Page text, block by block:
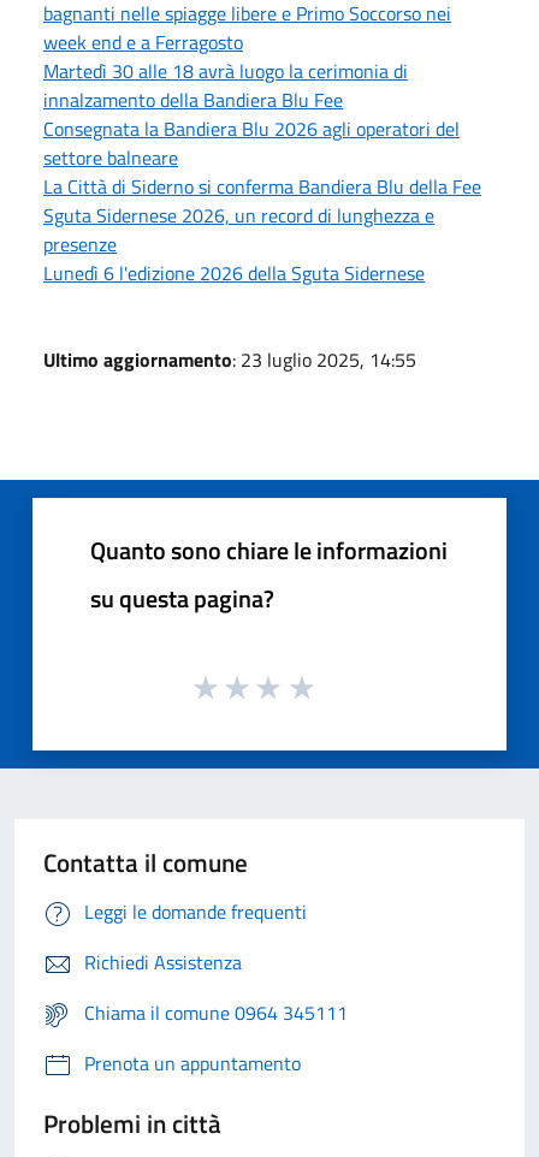
bagnanti nelle spiagge libere e Primo Soccorso nei
week end e a Ferragosto
Martedì 30 alle 18 avrà luogo la cerimonia di
innalzamento della Bandiera Blu Fee
Consegnata la Bandiera Blu 2026 agli operatori del
settore balneare
La Città di Siderno si conferma Bandiera Blu della Fee
Sguta Sidernese 2026, un record di lunghezza e
presenze
Lunedì 6 l'edizione 2026 della Sguta Sidernese
Ultimo aggiornamento: 23 luglio 2025, 14:55
Quanto sono chiare le informazioni
su questa pagina?
Contatta il comune
Leggi le domande frequenti
Richiedi Assistenza
Chiama il comune 0964 345111
Prenota un appuntamento
Problemi in città